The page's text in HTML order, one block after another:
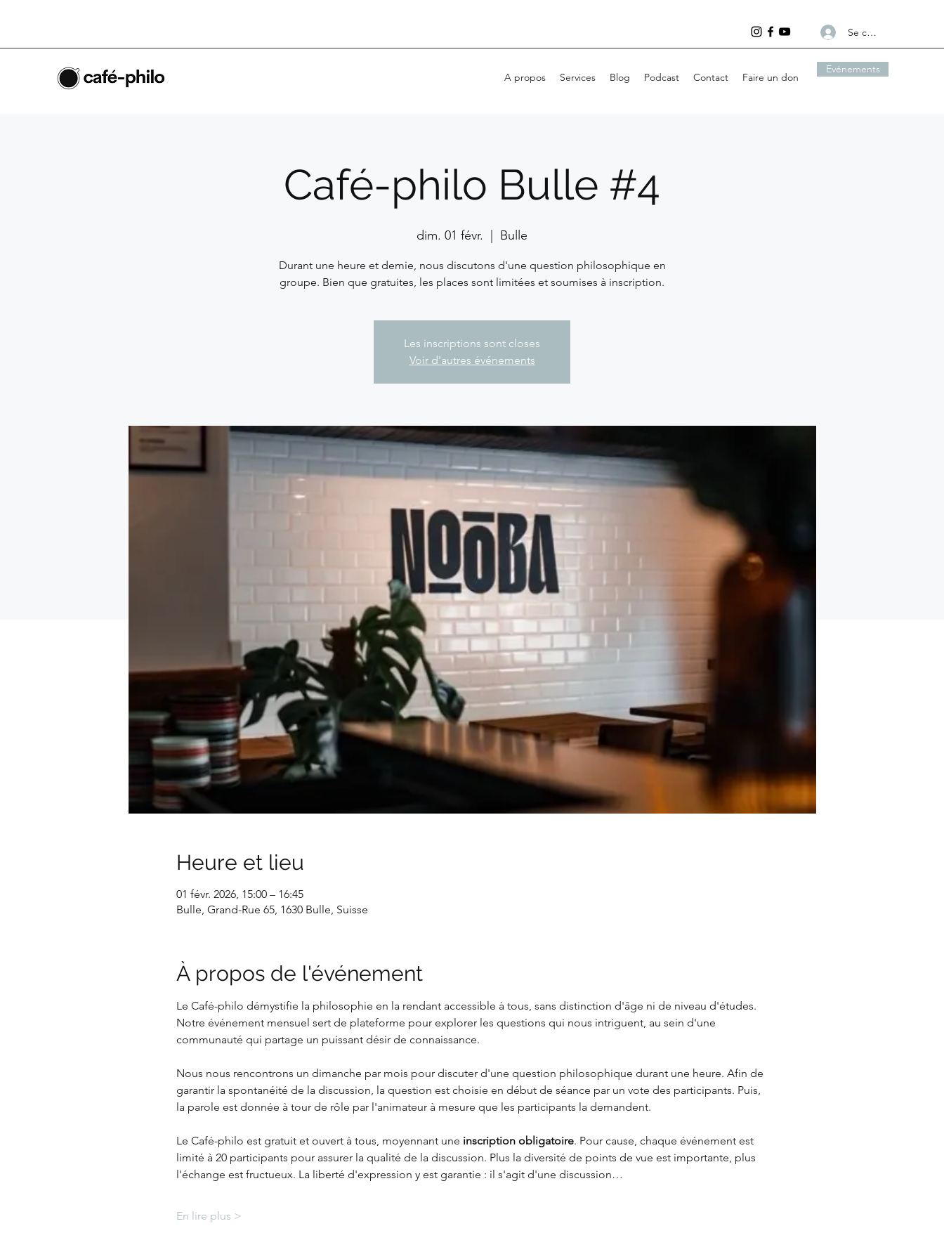
Se connecter
A propos Services Blog Podcast Contact Faire un don
Evénements
Café-philo Bulle #4
dim. 01 févr. Bulle
Durant une heure et demie, nous discutons d'une question philosophique en
groupe. Bien que gratuites, les places sont limitées et soumises à inscription.
Les inscriptions sont closes
Voir d'autres événements
Heure et lieu
01 févr. 2026, 15:00 – 16:45
Bulle, Grand-Rue 65, 1630 Bulle, Suisse
À propos de l'événement
Le Café-philo démystifie la philosophie en la rendant accessible à tous, sans distinction d'âge ni de niveau d'études.
Notre événement mensuel sert de plateforme pour explorer les questions qui nous intriguent, au sein d'une
communauté qui partage un puissant désir de connaissance.
Nous nous rencontrons un dimanche par mois pour discuter d'une question philosophique durant une heure. Afin de
garantir la spontanéité de la discussion, la question est choisie en début de séance par un vote des participants. Puis,
la parole est donnée à tour de rôle par l'animateur à mesure que les participants la demandent.
Le Café-philo est gratuit et ouvert à tous, moyennant une inscription obligatoire. Pour cause, chaque événement est
limité à 20 participants pour assurer la qualité de la discussion. Plus la diversité de points de vue est importante, plus
l'échange est fructueux. La liberté d'expression y est garantie : il s'agit d'une discussion…
En lire plus >